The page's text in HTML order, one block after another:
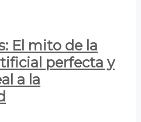
El mito de la
perfecta y
a la